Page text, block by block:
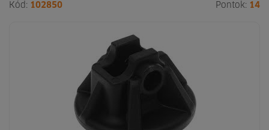
Kód: 102850 Pontok: 14